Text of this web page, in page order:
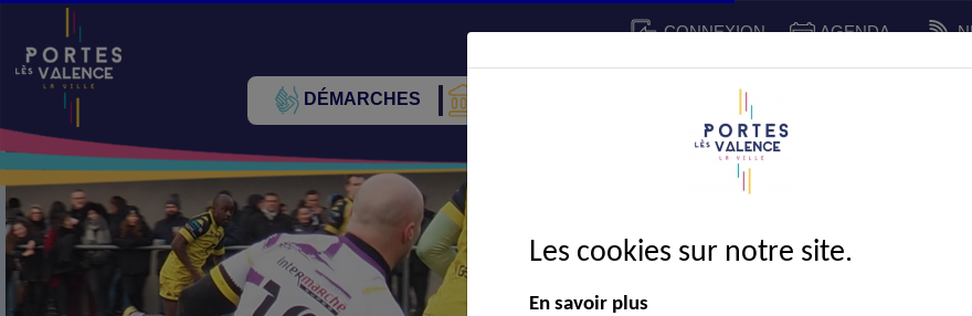
CONNEXION AGENDA
DÉMARCHES CADRE DE VIE SPORT
Les cookies sur notre site.
En savoir plus